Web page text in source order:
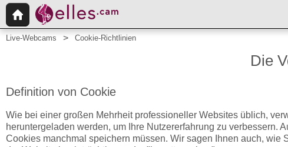
Live-Webcams Cookie-Richtlinien
Die
Definition von Cookie
Wie bei einer großen Mehrheit professioneller Websites üblich,
heruntergeladen werden, um Ihre Nutzererfahrung zu verbessern.
Cookies manchmal speichern müssen. Wir sagen Ihnen auch,